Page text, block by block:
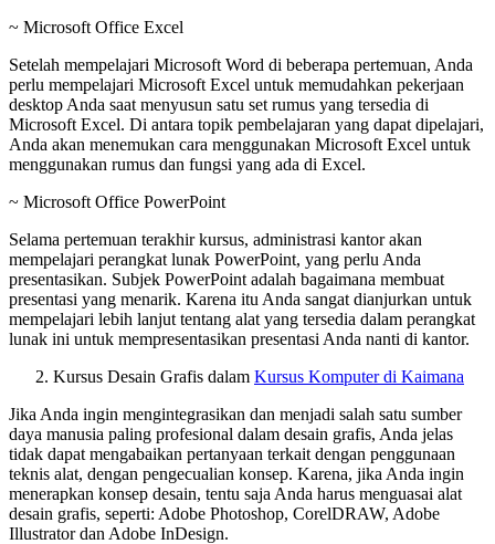
~ Microsoft Office Excel
Setelah mempelajari Microsoft Word di beberapa pertemuan, Anda
perlu mempelajari Microsoft Excel untuk memudahkan pekerjaan
desktop Anda saat menyusun satu set rumus yang tersedia di
Microsoft Excel. Di antara topik pembelajaran yang dapat dipelajari,
Anda akan menemukan cara menggunakan Microsoft Excel untuk
menggunakan rumus dan fungsi yang ada di Excel.
~ Microsoft Office PowerPoint
Selama pertemuan terakhir kursus, administrasi kantor akan
mempelajari perangkat lunak PowerPoint, yang perlu Anda
presentasikan. Subjek PowerPoint adalah bagaimana membuat
presentasi yang menarik. Karena itu Anda sangat dianjurkan untuk
mempelajari lebih lanjut tentang alat yang tersedia dalam perangkat
lunak ini untuk mempresentasikan presentasi Anda nanti di kantor.
Kursus Desain Grafis dalam Kursus Komputer di Kaimana
Jika Anda ingin mengintegrasikan dan menjadi salah satu sumber
daya manusia paling profesional dalam desain grafis, Anda jelas
tidak dapat mengabaikan pertanyaan terkait dengan penggunaan
teknis alat, dengan pengecualian konsep. Karena, jika Anda ingin
menerapkan konsep desain, tentu saja Anda harus menguasai alat
desain grafis, seperti: Adobe Photoshop, CorelDRAW, Adobe
Illustrator dan Adobe InDesign.